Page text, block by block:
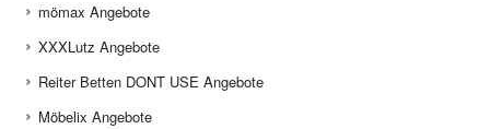
mömax Angebote
XXXLutz Angebote
Reiter Betten DONT USE Angebote
Möbelix Angebote